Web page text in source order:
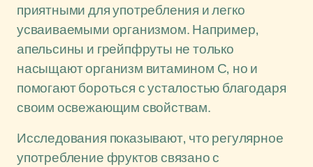
приятными для употребления и легко
усваиваемыми организмом. Например,
апельсины и грейпфруты не только
насыщают организм витамином С, но и
помогают бороться с усталостью благодаря
своим освежающим свойствам.
Исследования показывают, что регулярное
употребление фруктов связано с